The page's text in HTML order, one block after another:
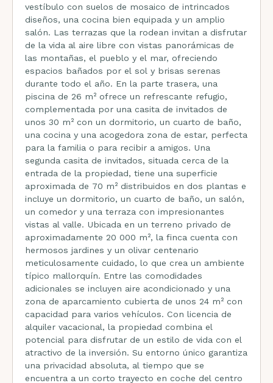
vestíbulo con suelos de mosaico de intrincados
diseños, una cocina bien equipada y un amplio
salón. Las terrazas que la rodean invitan a disfrutar
de la vida al aire libre con vistas panorámicas de
las montañas, el pueblo y el mar, ofreciendo
espacios bañados por el sol y brisas serenas
durante todo el año. En la parte trasera, una
piscina de 26 m² ofrece un refrescante refugio,
complementada por una casita de invitados de
unos 30 m² con un dormitorio, un cuarto de baño,
una cocina y una acogedora zona de estar, perfecta
para la familia o para recibir a amigos. Una
segunda casita de invitados, situada cerca de la
entrada de la propiedad, tiene una superficie
aproximada de 70 m² distribuidos en dos plantas e
incluye un dormitorio, un cuarto de baño, un salón,
un comedor y una terraza con impresionantes
vistas al valle. Ubicada en un terreno privado de
aproximadamente 20 000 m², la finca cuenta con
hermosos jardines y un olivar centenario
meticulosamente cuidado, lo que crea un ambiente
típico mallorquín. Entre las comodidades
adicionales se incluyen aire acondicionado y una
zona de aparcamiento cubierta de unos 24 m² con
capacidad para varios vehículos. Con licencia de
alquiler vacacional, la propiedad combina el
potencial para disfrutar de un estilo de vida con el
atractivo de la inversión. Su entorno único garantiza
una privacidad absoluta, al tiempo que se
encuentra a un corto trayecto en coche del centro